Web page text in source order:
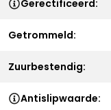
Gerectificeerd:
Getrommeld:
Zuurbestendig:
Antislipwaarde: